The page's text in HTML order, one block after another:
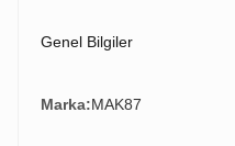
Genel Bilgiler
Marka:MAK87